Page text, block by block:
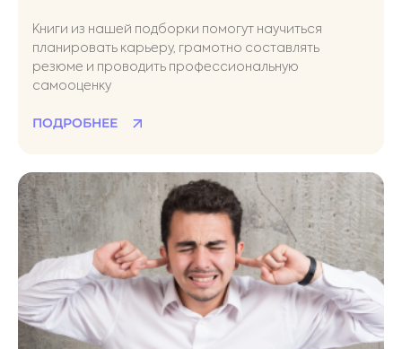
Книги из нашей подборки помогут научиться
планировать карьеру, грамотно составлять
резюме и проводить профессиональную
самооценку
ПОДРОБНЕЕ